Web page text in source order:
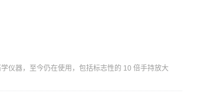
仪器，至今仍在使用，包括标志性的 10 倍手持放大